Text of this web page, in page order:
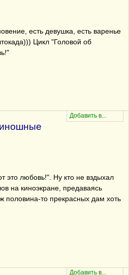
есть девушка, есть варенье
Цикл "Головой об
это любовь!". Ну кто не вздыхал
на киноэкране, предаваясь
то прекрасных дам хоть